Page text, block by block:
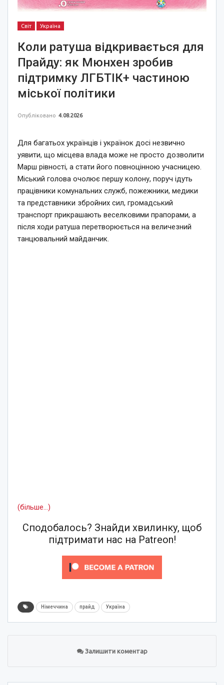
Світ Україна
Коли ратуша відкривається для
Прайду: як Мюнхен зробив
підтримку ЛГБТІК+ частиною
міської політики
Опубліковано 4.08.2026
Для багатьох українців і українок досі незвично
уявити, що місцева влада може не просто дозволити
Марш рівності, а стати його повноцінною учасницею.
Міський голова очолює першу колону, поруч ідуть
працівники комунальних служб, пожежники, медики
та представники збройних сил, громадський
транспорт прикрашають веселковими прапорами, а
після ходи ратуша перетворюється на величезний
танцювальний майданчик.
(більше…)
Сподобалось? Знайди хвилинку, щоб
підтримати нас на Patreon!
Німеччина прайд Україна
Залишити коментар